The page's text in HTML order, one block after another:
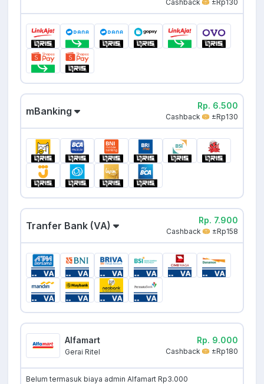
Cashback ±Rp130
mBanking Rp. 6.500
Cashback ±Rp130
Tranfer Bank (VA) Rp. 7.900
Cashback ±Rp158
Alfamart
Gerai Ritel
Rp. 9.000
Cashback ±Rp180
Belum termasuk biaya admin Alfamart Rp3.000